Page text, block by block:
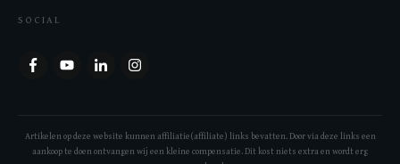
SOCIAL
Artikelen op deze website kunnen affiliatie(affiliate) links bevatten. Door via deze links een
aankoop te doen ontvangen wij een kleine compensatie. Dit kost niets extra en wordt erg